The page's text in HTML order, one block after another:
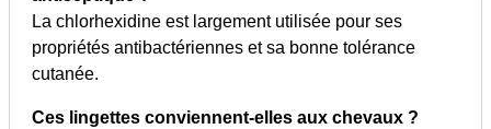
La chlorhexidine est largement utilisée pour ses
propriétés antibactériennes et sa bonne tolérance
cutanée.
Ces lingettes conviennent-elles aux chevaux ?